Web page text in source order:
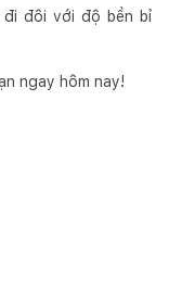
đi đôi với độ bền bỉ
ngay hôm nay!